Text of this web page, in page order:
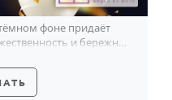
фоне придаёт
и бережно